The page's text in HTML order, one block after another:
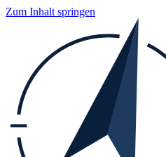
Zum Inhalt springen